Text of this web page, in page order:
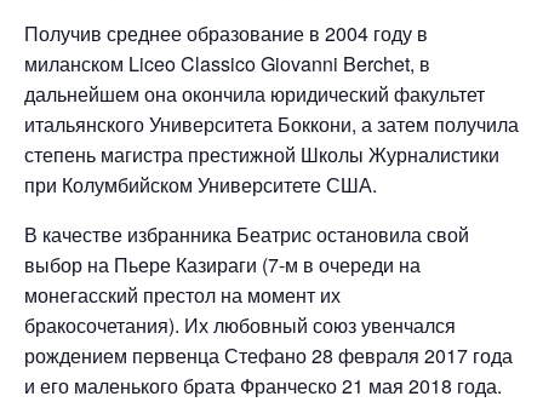
Получив среднее образование в 2004 году в
миланском Liceo Classico Giovanni Berchet, в
дальнейшем она окончила юридический факультет
итальянского Университета Боккони, а затем получила
степень магистра престижной Школы Журналистики
при Колумбийском Университете США.
В качестве избранника Беатрис остановила свой
выбор на Пьере Казираги (7-м в очереди на
монегасский престол на момент их
бракосочетания). Их любовный союз увенчался
рождением первенца Стефано 28 февраля 2017 года
и его маленького брата Франческо 21 мая 2018 года.